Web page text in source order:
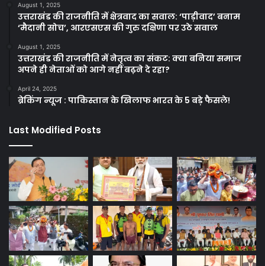
August 1, 2025
उत्तराखंड की राजनीति में क्षेत्रवाद का सवाल: ‘पाड़ीवाद’ बनाम
‘मैदानी सोच’, आरएसएस की गुरु दक्षिणा पर उठे सवाल
August 1, 2025
उत्तराखंड की राजनीति में नेतृत्व का संकट: क्या बनिया समाज
अपने ही नेताओं को आगे नहीं बढ़ने दे रहा?
April 24, 2025
ब्रेकिंग न्यूज : पाकिस्तान के खिलाफ भारत के 5 बड़े फैसले!
Last Modified Posts